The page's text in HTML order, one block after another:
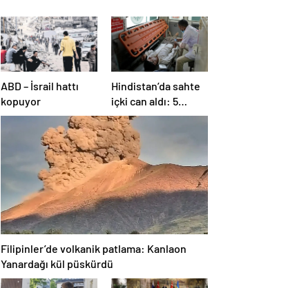
ABD – İsrail hattı
kopuyor
Hindistan’da sahte
içki can aldı: 5
köyde alarm verildi
Filipinler’de volkanik patlama: Kanlaon
Yanardağı kül püskürdü